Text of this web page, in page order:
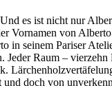
es ist nicht nur
Vornamen von
in seinem Pariser
Jeder Raum –
doch von